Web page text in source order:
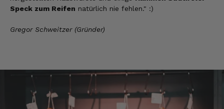
Speck zum Reifen natürlich nie fehlen." :)
Gregor Schweitzer (Gründer)
Norbert
Verifizierter Kunde
nach Deutschland mit GLS unterirdisch. Bitte
Manfred
Verifizierter Kunde